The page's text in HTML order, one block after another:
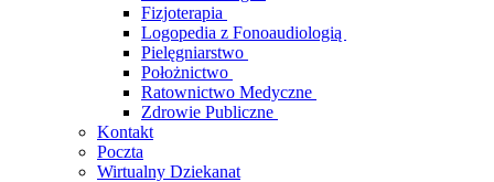
Fizjoterapia
Logopedia z Fonoaudiologią
Pielęgniarstwo
Położnictwo
Ratownictwo Medyczne
Zdrowie Publiczne
Kontakt
Poczta
Wirtualny Dziekanat